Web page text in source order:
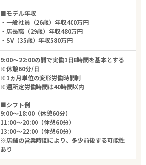
■モデル年収
・一般社員（26歳）年収400万円
・店長職（29歳）年収480万円
・SV（35歳）年収580万円
9:00～22:00の間で実働1日8時間を基本とする
※休憩60分/日
※1ヵ月単位の変形労働時間制
※週所定労働時間は40時間以内
■シフト例
9:00～18:00（休憩60分）
11:00～20:00（休憩60分）
13:00～22:00（休憩60分）
※店舗の営業時間により、多少前後する可能性
あり